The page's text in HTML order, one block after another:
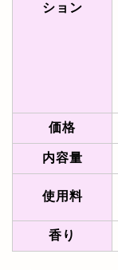
ション
価格
内容量
使用料
香り